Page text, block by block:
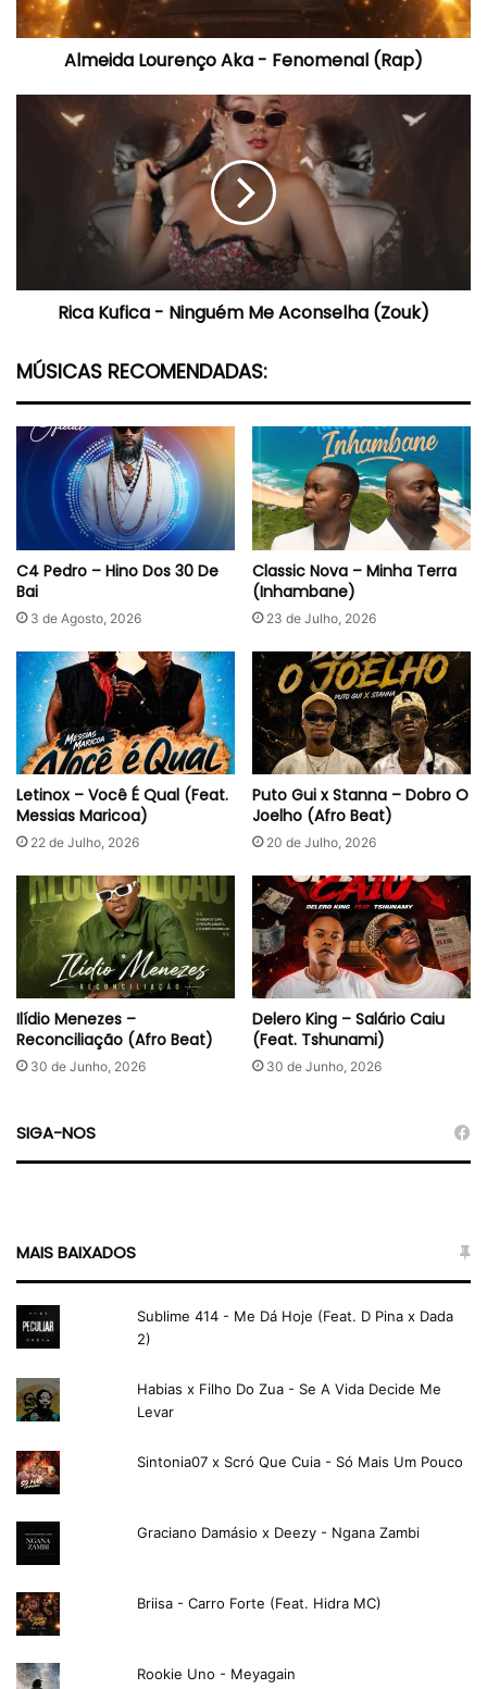
Almeida Lourenço Aka - Fenomenal (Rap)
Rica Kufica - Ninguém Me Aconselha (Zouk)
MÚSICAS RECOMENDADAS:
C4 Pedro – Hino Dos 30 De
Bai
3 de Agosto, 2026
Classic Nova – Minha Terra
(Inhambane)
23 de Julho, 2026
Letinox – Você É Qual (Feat.
Messias Maricoa)
22 de Julho, 2026
Puto Gui x Stanna – Dobro O
Joelho (Afro Beat)
20 de Julho, 2026
Ilídio Menezes –
Reconciliação (Afro Beat)
30 de Junho, 2026
Delero King – Salário Caiu
(Feat. Tshunami)
30 de Junho, 2026
SIGA-NOS
MAIS BAIXADOS
Sublime 414 - Me Dá Hoje (Feat. D Pina x Dada
2)
Habias x Filho Do Zua - Se A Vida Decide Me
Levar
Sintonia07 x Scró Que Cuia - Só Mais Um Pouco
Graciano Damásio x Deezy - Ngana Zambi
Briisa - Carro Forte (Feat. Hidra MC)
Rookie Uno - Meyagain